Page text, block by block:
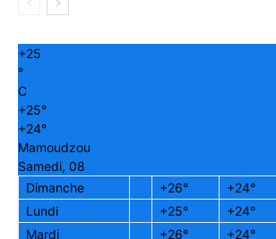
+25
°
C
+25°
+24°
Mamoudzou
Samedi, 08
Dimanche
+26° +24°
Lundi
+25° +24°
Mardi
+26° +24°